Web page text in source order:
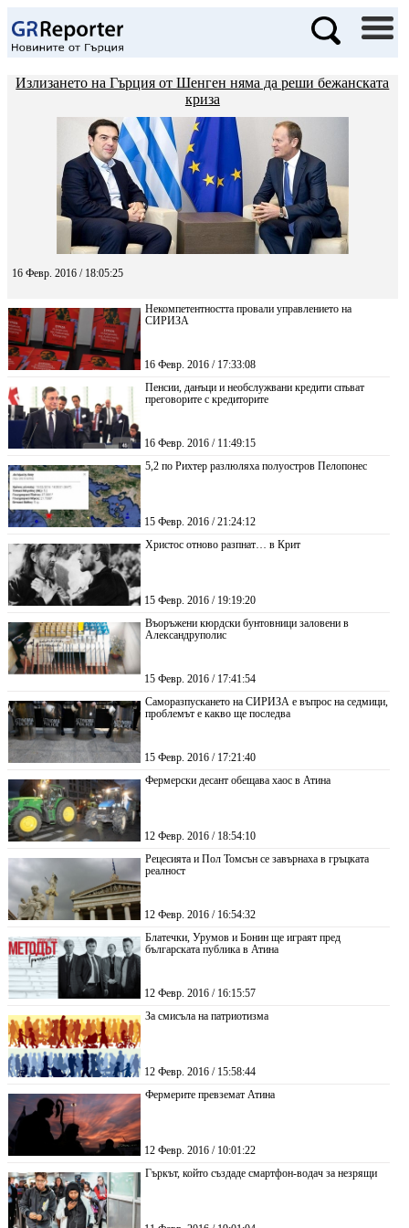
Излизането на Гърция от Шенген няма да реши бежанската
криза
16 Февр. 2016 / 18:05:25
Некомпетентността провали управлението на
СИРИЗА
16 Февр. 2016 / 17:33:08
Пенсии, данъци и необслужвани кредити спъват
преговорите с кредиторите
16 Февр. 2016 / 11:49:15
5,2 по Рихтер разлюляха полуостров Пелопонес
15 Февр. 2016 / 21:24:12
Христос отново разпнат… в Крит
15 Февр. 2016 / 19:19:20
Въоръжени кюрдски бунтовници заловени в
Александруполис
15 Февр. 2016 / 17:41:54
Саморазпускането на СИРИЗА е въпрос на седмици,
проблемът е какво ще последва
15 Февр. 2016 / 17:21:40
Фермерски десант обещава хаос в Атина
12 Февр. 2016 / 18:54:10
Рецесията и Пол Томсън се завърнаха в гръцката
реалност
12 Февр. 2016 / 16:54:32
Блатечки, Урумов и Бонин ще играят пред
българската публика в Атина
12 Февр. 2016 / 16:15:57
За смисъла на патриотизма
12 Февр. 2016 / 15:58:44
Фермерите превземат Атина
12 Февр. 2016 / 10:01:22
Гъркът, който създаде смартфон-водач за незрящи